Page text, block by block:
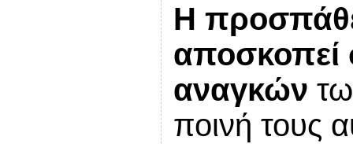
Η
αποσκοπεί
αναγκών
ποινή τους